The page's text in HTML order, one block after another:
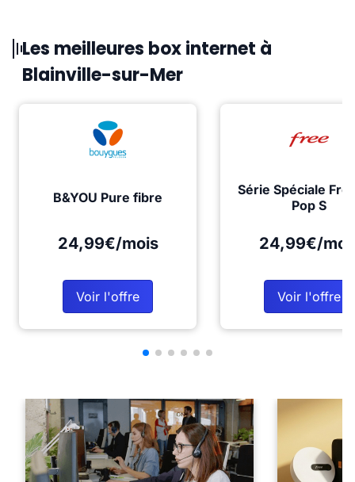
Les meilleures box internet à
Blainville-sur-Mer
B&YOU Pure fibre
24,99€/mois
Voir l'offre
Série Spéciale
Pop S
24,99€/
Voir l'offre